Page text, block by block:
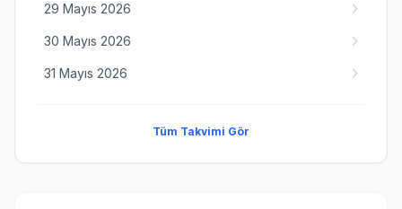
29 Mayıs 2026
30 Mayıs 2026
31 Mayıs 2026
Tüm Takvimi Gör